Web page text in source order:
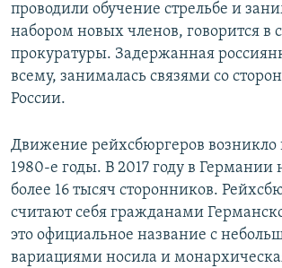
проводили обучение стрельбе и
набором новых членов, говорится в
прокуратуры. Задержанная
всему, занималась связями со
России.
Движение рейхсбюргеров возникло
1980-е годы. В 2017 году в Германии
более 16 тысяч сторонников.
считают себя гражданами
это официальное название с
вариациями носила и